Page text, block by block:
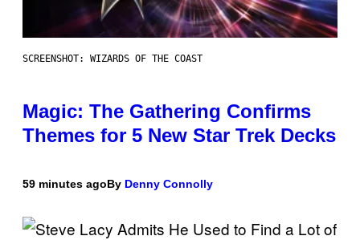
SCREENSHOT: WIZARDS OF THE COAST
Magic: The Gathering Confirms
Themes for 5 New Star Trek Decks
59 minutes agoBy Denny Connolly